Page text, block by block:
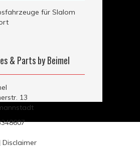
für Slalom
& Parts by Beimel
13
Disclaimer